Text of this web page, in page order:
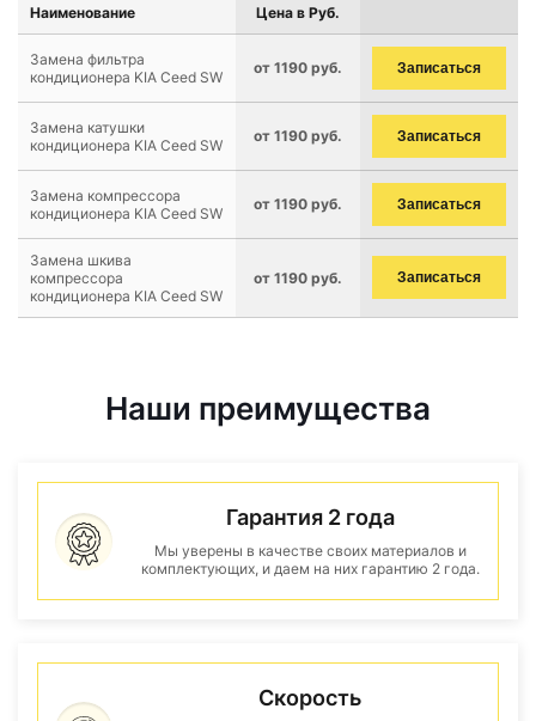
Наименование Цена в Руб.
Замена фильтра
кондиционера KIA Ceed SW
от 1190 руб. Записаться
Замена катушки
кондиционера KIA Ceed SW
от 1190 руб. Записаться
Замена компрессора
кондиционера KIA Ceed SW
от 1190 руб. Записаться
Замена шкива
компрессора
кондиционера KIA Ceed SW
от 1190 руб. Записаться
Наши преимущества
Гарантия 2 года
Мы уверены в качестве своих материалов и
комплектующих, и даем на них гарантию 2 года.
Скорость